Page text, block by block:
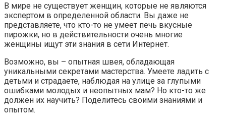
В мире не существует женщин, которые не являются
экспертом в определенной области. Вы даже не
представляете, что кто-то не умеет печь вкусные
пирожки, но в действительности очень многие
женщины ищут эти знания в сети Интернет.
Возможно, вы – опытная швея, обладающая
уникальными секретами мастерства. Умеете ладить с
детьми и страдаете, наблюдая на улице за глупыми
ошибками молодых и неопытных мам? Но кто-то же
должен их научить? Поделитесь своими знаниями и
опытом.